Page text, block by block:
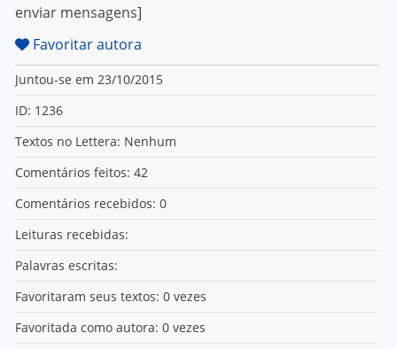
enviar mensagens]
Favoritar autora
Juntou-se em 23/10/2015
ID: 1236
Textos no Lettera: Nenhum
Comentários feitos: 42
Comentários recebidos: 0
Leituras recebidas:
Palavras escritas:
Favoritaram seus textos: 0 vezes
Favoritada como autora: 0 vezes